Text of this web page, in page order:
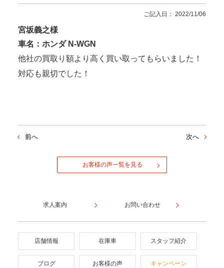
ご記入日： 2022/11/06
宮坂義之様
車名：ホンダ N-WGN
他社の買取り額より高く買い取ってもらいました！
対応も親切でした！
前へ 次へ
お客様の声一覧を見る
求人案内 お問い合わせ
店舗情報 在庫車 スタッフ紹介
ブログ お客様の声 キャンペーン